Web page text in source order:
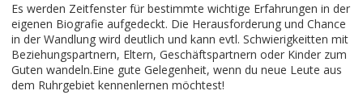
Es werden Zeitfenster für bestimmte wichtige Erfahrungen in der
eigenen Biografie aufgedeckt. Die Herausforderung und Chance
in der Wandlung wird deutlich und kann evtl. Schwierigkeitten mit
Beziehungspartnern, Eltern, Geschäftspartnern oder Kinder zum
Guten wandeln.Eine gute Gelegenheit, wenn du neue Leute aus
dem Ruhrgebiet kennenlernen möchtest!